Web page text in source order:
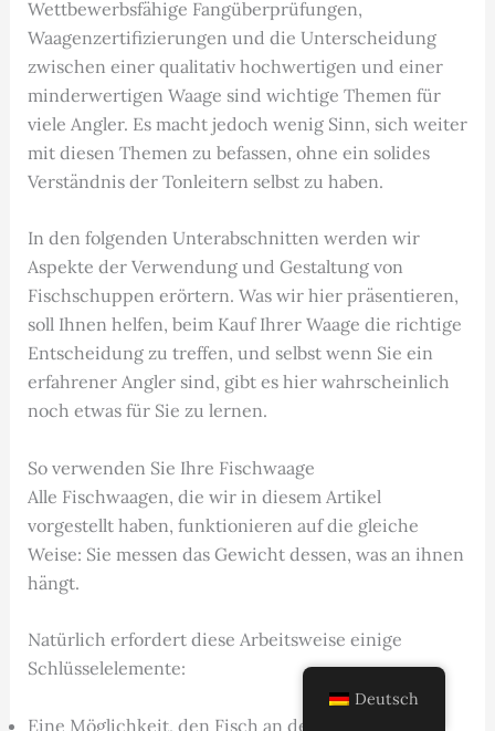
Wettbewerbsfähige Fangüberprüfungen,
Waagenzertifizierungen und die Unterscheidung
zwischen einer qualitativ hochwertigen und einer
minderwertigen Waage sind wichtige Themen für
viele Angler. Es macht jedoch wenig Sinn, sich weiter
mit diesen Themen zu befassen, ohne ein solides
Verständnis der Tonleitern selbst zu haben.
In den folgenden Unterabschnitten werden wir
Aspekte der Verwendung und Gestaltung von
Fischschuppen erörtern. Was wir hier präsentieren,
soll Ihnen helfen, beim Kauf Ihrer Waage die richtige
Entscheidung zu treffen, und selbst wenn Sie ein
erfahrener Angler sind, gibt es hier wahrscheinlich
noch etwas für Sie zu lernen.
So verwenden Sie Ihre Fischwaage
Alle Fischwaagen, die wir in diesem Artikel
vorgestellt haben, funktionieren auf die gleiche
Weise: Sie messen das Gewicht dessen, was an ihnen
hängt.
Natürlich erfordert diese Arbeitsweise einige
Schlüsselelemente:
Eine Möglichkeit, den Fisch an der Waage zu
Deutsch